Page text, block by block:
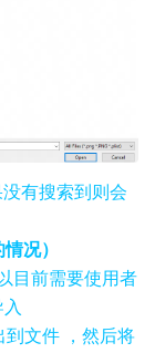
有搜索到则会
况）
目前需要使用者
到文件 ，然后将